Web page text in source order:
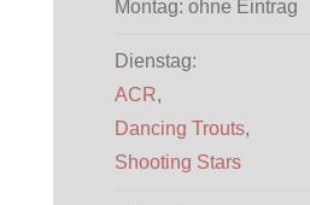
Montag: ohne Eintrag
Dienstag:
ACR,
Dancing Trouts,
Shooting Stars